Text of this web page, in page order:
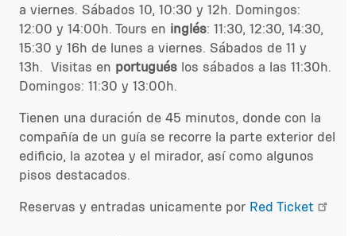
a viernes. Sábados 10, 10:30 y 12h. Domingos:
12:00 y 14:00h. Tours en inglés: 11:30, 12:30, 14:30,
15:30 y 16h de lunes a viernes. Sábados de 11 y
13h. Visitas en portugués los sábados a las 11:30h.
Domingos: 11:30 y 13:00h.
Tienen una duración de 45 minutos, donde con la
compañía de un guía se recorre la parte exterior del
edificio, la azotea y el mirador, así como algunos
pisos destacados.
Reservas y entradas unicamente por Red Ticket